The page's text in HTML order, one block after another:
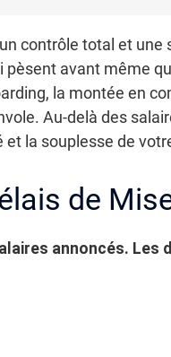
contrôle total et
pèsent avant même
la montée en
Au-delà des
la souplesse de
de
annoncés.